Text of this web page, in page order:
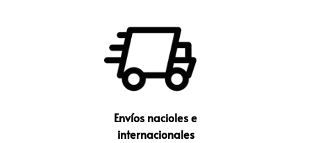
Envíos nacioles e
internacionales